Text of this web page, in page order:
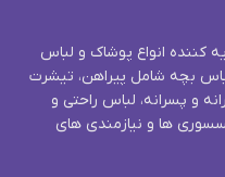
کننده انواع پوشاک و لباس
بچه شامل پیراهن، تیشرت
و پسرانه، لباس راحتی و
ها و نیازمندی های